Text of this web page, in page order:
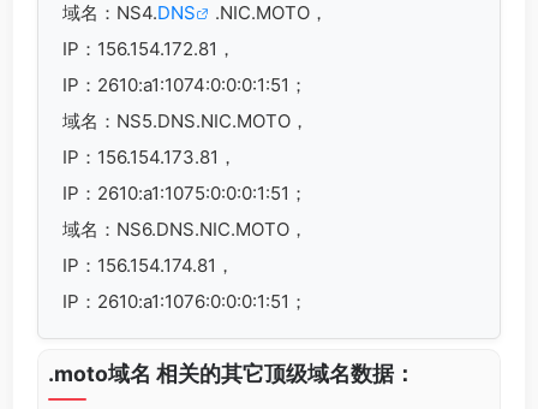
域名：NS4.DNS
.NIC.MOTO，
IP：156.154.172.81，
IP：2610:a1:1074:0:0:0:1:51；
域名：NS5.DNS.NIC.MOTO，
IP：156.154.173.81，
IP：2610:a1:1075:0:0:0:1:51；
域名：NS6.DNS.NIC.MOTO，
IP：156.154.174.81，
IP：2610:a1:1076:0:0:0:1:51；
.moto域名 相关的其它顶级域名数据：